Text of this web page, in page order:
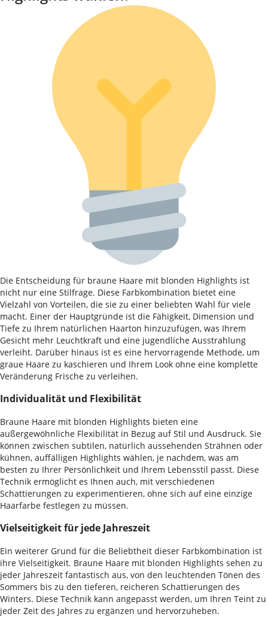
Die Entscheidung für braune Haare mit blonden Highlights ist
nicht nur eine Stilfrage. Diese Farbkombination bietet eine
Vielzahl von Vorteilen, die sie zu einer beliebten Wahl für viele
macht. Einer der Hauptgründe ist die Fähigkeit, Dimension und
Tiefe zu Ihrem natürlichen Haarton hinzuzufügen, was Ihrem
Gesicht mehr Leuchtkraft und eine jugendliche Ausstrahlung
verleiht. Darüber hinaus ist es eine hervorragende Methode, um
graue Haare zu kaschieren und Ihrem Look ohne eine komplette
Veränderung Frische zu verleihen.
Individualität und Flexibilität
Braune Haare mit blonden Highlights bieten eine
außergewöhnliche Flexibilität in Bezug auf Stil und Ausdruck. Sie
können zwischen subtilen, natürlich aussehenden Strähnen oder
kühnen, auffälligen Highlights wählen, je nachdem, was am
besten zu Ihrer Persönlichkeit und Ihrem Lebensstil passt. Diese
Technik ermöglicht es Ihnen auch, mit verschiedenen
Schattierungen zu experimentieren, ohne sich auf eine einzige
Haarfarbe festlegen zu müssen.
Vielseitigkeit für jede Jahreszeit
Ein weiterer Grund für die Beliebtheit dieser Farbkombination ist
ihre Vielseitigkeit. Braune Haare mit blonden Highlights sehen zu
jeder Jahreszeit fantastisch aus, von den leuchtenden Tönen des
Sommers bis zu den tieferen, reicheren Schattierungen des
Winters. Diese Technik kann angepasst werden, um Ihren Teint zu
jeder Zeit des Jahres zu ergänzen und hervorzuheben.